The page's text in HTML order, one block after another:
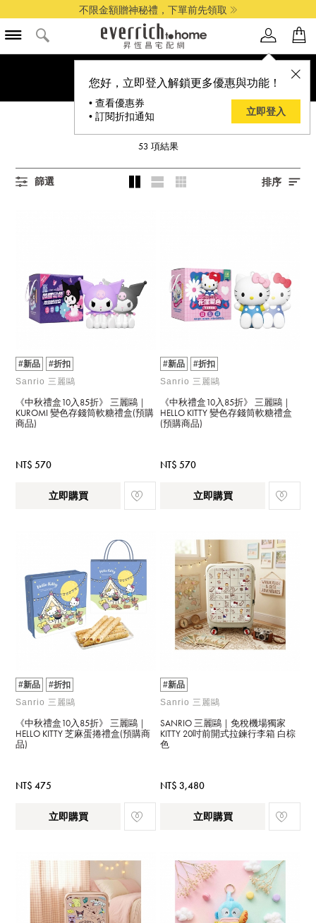
全館最高享14%折扣
您好，立即登入解鎖更多優惠與功能！
• 查看優惠券
• 訂閱折扣通知
立即登入
SANRIO 三麗鷗
53 項結果
篩選 排序
#新品
#折扣
Sanrio 三麗鷗
《中秋禮盒10入85折》 三麗鷗｜
KUROMI 變色存錢筒軟糖禮盒(預購
商品)
NT$ 570
立即購買
#新品
#折扣
Sanrio 三麗鷗
《中秋禮盒10入85折》 三麗鷗｜
HELLO KITTY 變色存錢筒軟糖禮盒
(預購商品)
NT$ 570
立即購買
#新品
#折扣
Sanrio 三麗鷗
《中秋禮盒10入85折》 三麗鷗｜
HELLO KITTY 芝麻蛋捲禮盒(預購商
品)
NT$ 475
立即購買
#新品
Sanrio 三麗鷗
SANRIO 三麗鷗｜免稅機場獨家
KITTY 20吋前開式拉鍊行李箱 白棕
色
NT$ 3,480
立即購買